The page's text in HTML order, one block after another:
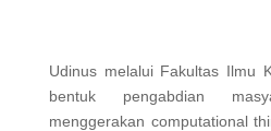
Udinus melalui Fakultas Ilmu
bentuk pengabdian
menggerakan computational